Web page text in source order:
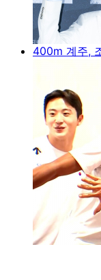
400m 계주,